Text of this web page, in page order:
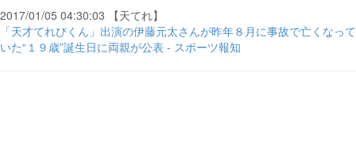
2017/01/05 04:30:03 【天てれ】
「天才てれびくん」出演の伊藤元太さんが昨年８月に事故で亡くなって
いた“１９歳”誕生日に両親が公表 - スポーツ報知